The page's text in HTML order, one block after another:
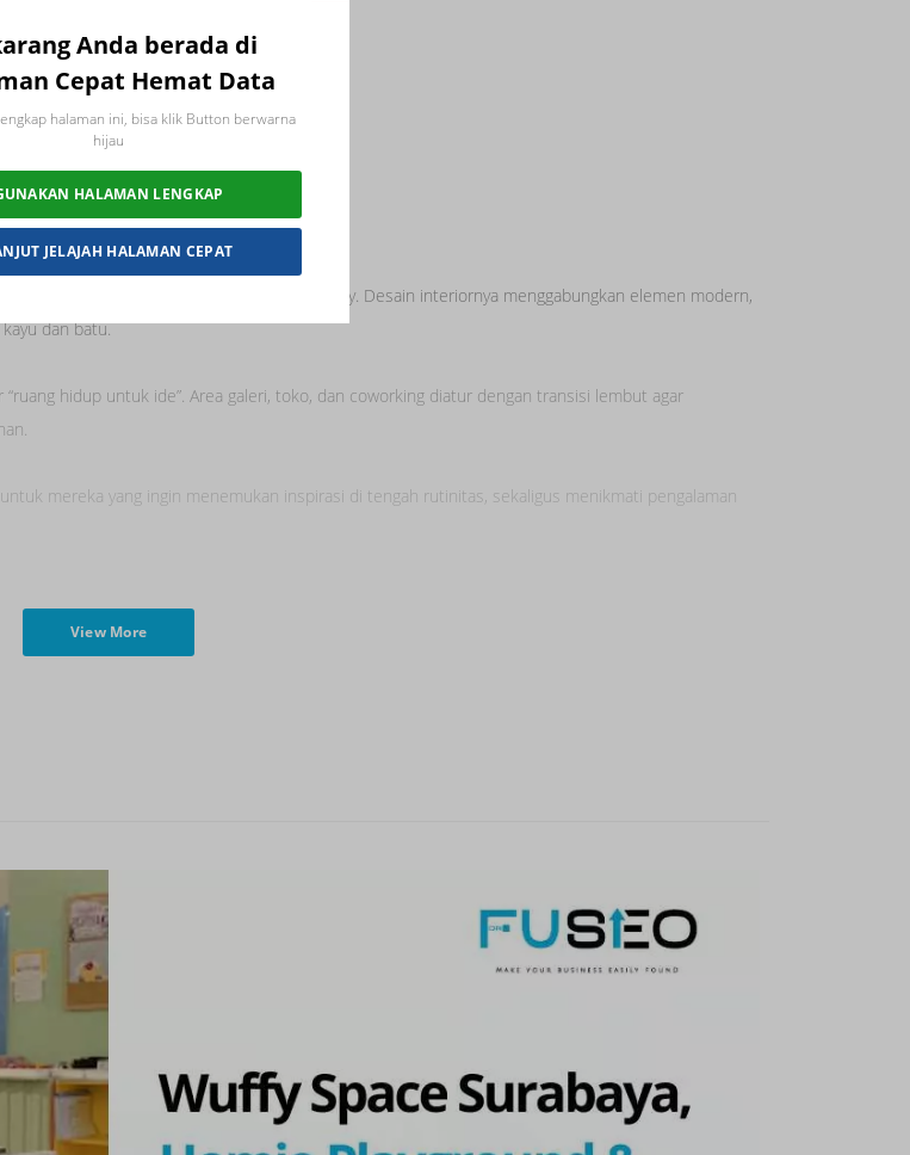
Anda berada di
Cepat Hemat Data
halaman ini, bisa klik Button berwarna
hijau
HALAMAN LENGKAP
JELAJAH HALAMAN CEPAT
atmosfer yang artsy namun tetap homey. Desain interiornya menggabungkan elemen modern,
dan batu.
hidup untuk ide”. Area galeri, toko, dan coworking diatur dengan transisi lembut agar
mereka yang ingin menemukan inspirasi di tengah rutinitas, sekaligus menikmati pengalaman
View More